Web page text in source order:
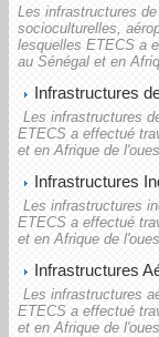
Les infrastructures
socioculturelles,
lesquelles ETECS a
au Sénégal et en
Infrastructures
Les infrastructures
ETECS a effectué
et en Afrique de
Infrastructures
Les infrastructures
ETECS a effectué
et en Afrique de
Infrastructures
Les infrastructures
ETECS a effectué
et en Afrique de